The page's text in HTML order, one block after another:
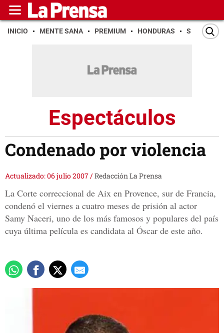
INICIO MENTE SANA PREMIUM HONDURAS SAN PEDRO
Espectáculos
Condenado por violencia
Actualizado: 06 julio 2007/Redacción La Prensa
La Corte correccional de Aix en Provence, sur de Francia,
condenó el viernes a cuatro meses de prisión al actor
Samy Naceri, uno de los más famosos y populares del país
cuya última película es candidata al Óscar de este año.